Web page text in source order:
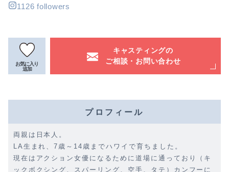
1126 followers
お気に入り
追加
キャスティングの
ご相談・お問い合わせ
プロフィール
両親は日本人。
LA生まれ、7歳～14歳までハワイで育ちました。
現在はアクション女優になるために道場に通っており（キ
ックボクシング、スパーリング、空手、タテ）カンフーに